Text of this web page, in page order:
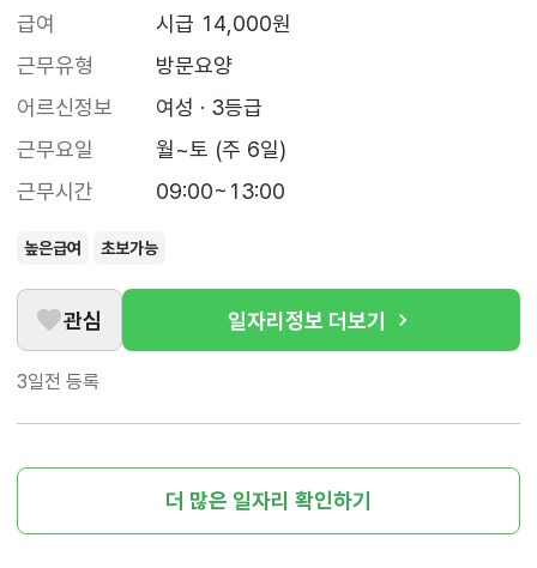
급여
시급 14,000원
근무유형
방문요양
어르신정보
여성 · 3등급
근무요일
월~토 (주 6일)
근무시간
09:00~13:00
높은급여 초보가능
관심 일자리정보 더보기
3일전 등록
더 많은 일자리 확인하기